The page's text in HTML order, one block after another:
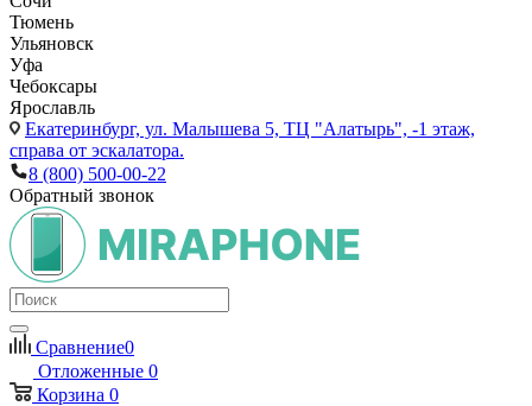
Тюмень
Ульяновск
Уфа
Чебоксары
Ярославль
Екатеринбург, ул. Малышева 5, ТЦ "Алатырь", -1 этаж,
справа от эскалатора.
8 (800) 500-00-22
Обратный звонок
Сравнение0
Отложенные 0
Корзина 0